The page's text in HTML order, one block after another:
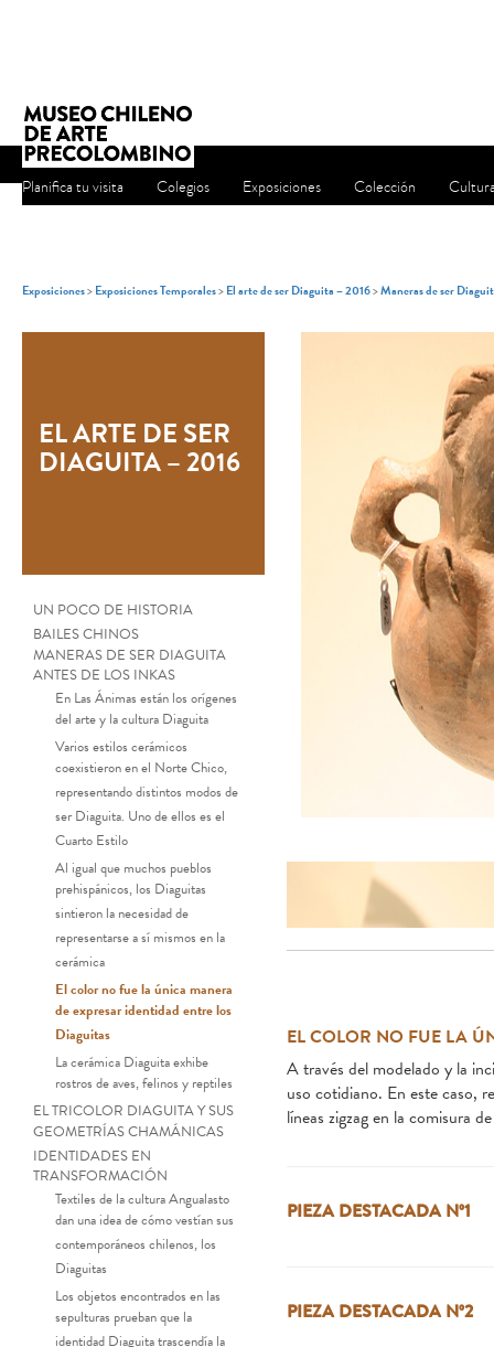
Planifica tu visita Colegios Exposiciones Colección
Exposiciones>Exposiciones Temporales>El arte de ser Diaguita – 2016>Maneras de ser
EL ARTE DE SER
DIAGUITA – 2016
UN POCO DE HISTORIA
BAILES CHINOS
MANERAS DE SER DIAGUITA
ANTES DE LOS INKAS
En Las Ánimas están los orígenes
del arte y la cultura Diaguita
Varios estilos cerámicos
coexistieron en el Norte Chico,
representando distintos modos de
ser Diaguita. Uno de ellos es el
Cuarto Estilo
Al igual que muchos pueblos
prehispánicos, los Diaguitas
sintieron la necesidad de
representarse a sí mismos en la
cerámica
El color no fue la única manera
de expresar identidad entre los
Diaguitas
La cerámica Diaguita exhibe
rostros de aves, felinos y reptiles
EL TRICOLOR DIAGUITA Y SUS
GEOMETRÍAS CHAMÁNICAS
IDENTIDADES EN
TRANSFORMACIÓN
Textiles de la cultura Angualasto
dan una idea de cómo vestían sus
contemporáneos chilenos, los
Diaguitas
Los objetos encontrados en las
sepulturas prueban que la
EL COLOR NO FUE LA
A través del modelado y la
uso cotidiano. En este caso,
líneas zigzag en la comisura
PIEZA DESTACADA Nº1
PIEZA DESTACADA Nº2